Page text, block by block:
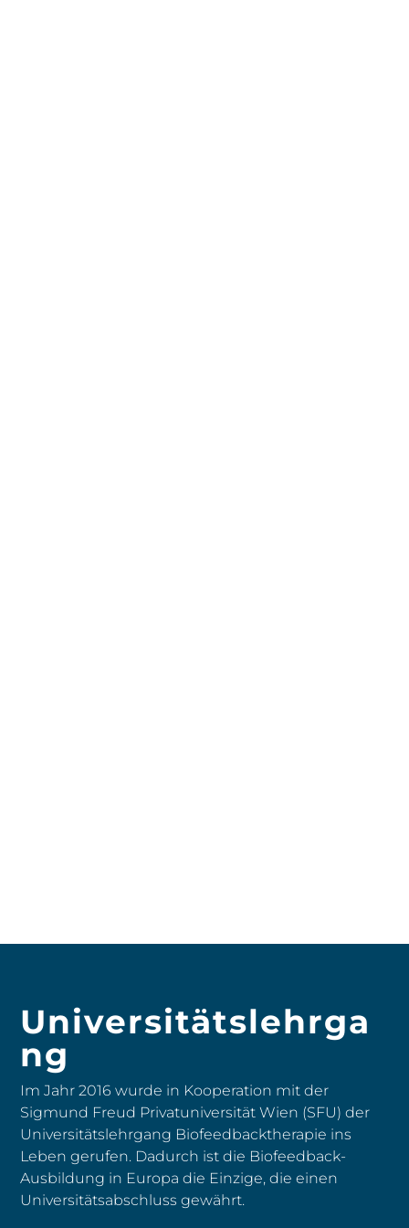
Universitätslehrga
ng
Im Jahr 2016 wurde in Kooperation mit der
Sigmund Freud Privatuniversität Wien (SFU) der
Universitätslehrgang Biofeedbacktherapie ins
Leben gerufen. Dadurch ist die Biofeedback-
Ausbildung in Europa die Einzige, die einen
Universitätsabschluss gewährt.